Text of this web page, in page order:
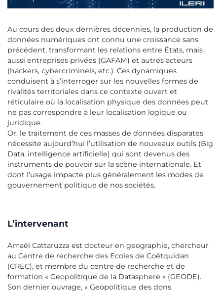
Au cours des deux dernières décennies, la production de
­données numériques ont connu une croissance sans
précédent, transformant les relations entre États, mais
aussi entreprises privées (GAFAM) et autres acteurs
(hackers, cybercriminels, etc.). Ces dynamiques
conduisent à s’interroger sur les nouvelles formes de
rivalités territoriales dans ce contexte ouvert et
réticulaire où la localisation physique des données peut
ne pas correspondre à leur localisation logique ou
juridique.
Or, le traitement de ces masses de données disparates
nécessite ­aujourd’hui l’utilisation de nouveaux outils (Big
Data, intelligence ­artificielle) qui sont devenus des
instruments de pouvoir sur la scène internationale. Et
dont l’usage impacte plus généralement les modes de
gouvernement politique de nos sociétés.
L’intervenant
Amaël Cattaruzza est docteur en geographie, chercheur
au Centre de recherche des Ecoles de Coëtquidan
(CREC), et membre du centre de recherche et de
formation « Geopolitique de la Datasphere » (GEODE).
Son dernier ouvrage, « Geopolitique des dons